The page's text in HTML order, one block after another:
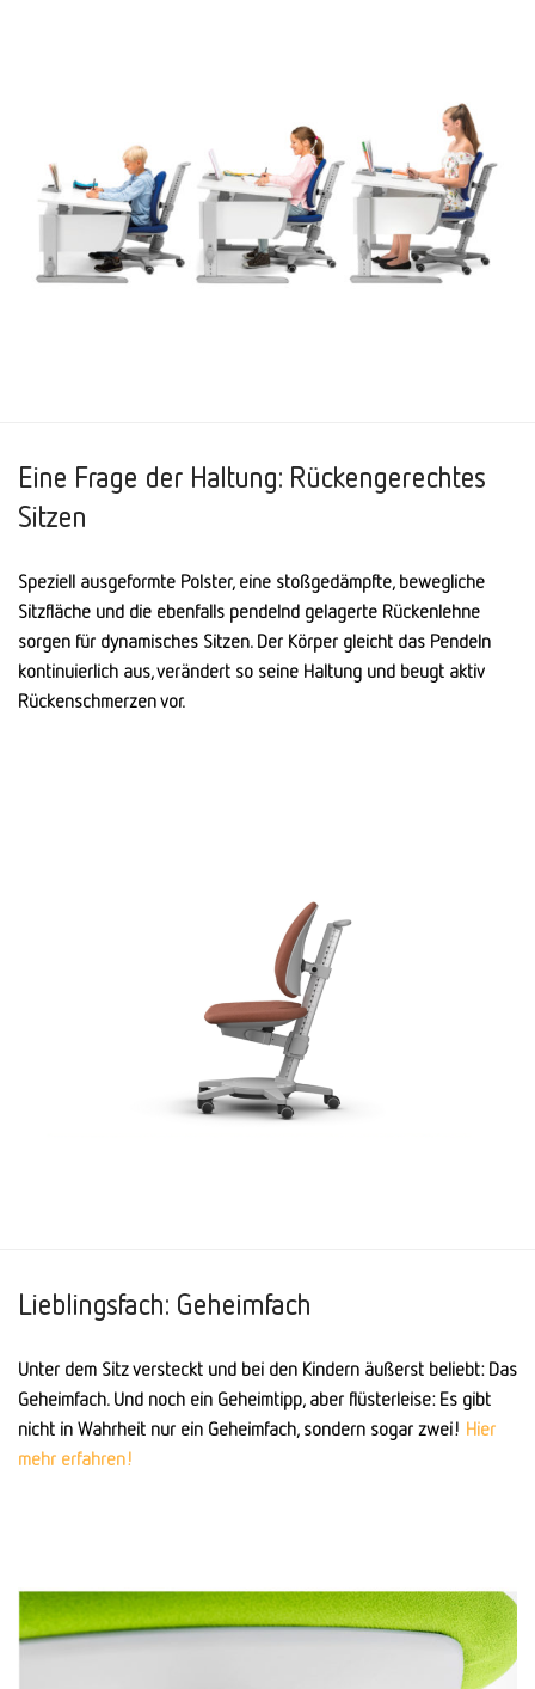
Eine Frage der Haltung: Rückengerechtes
Sitzen
Speziell ausgeformte Polster, eine stoßgedämpfte, bewegliche
Sitzfläche und die ebenfalls pendelnd gelagerte Rückenlehne
sorgen für dynamisches Sitzen. Der Körper gleicht das Pendeln
kontinuierlich aus, verändert so seine Haltung und beugt aktiv
Rückenschmerzen vor.
Lieblingsfach: Geheimfach
Unter dem Sitz versteckt und bei den Kindern äußerst beliebt: Das
Geheimfach. Und noch ein Geheimtipp, aber flüsterleise: Es gibt
nicht in Wahrheit nur ein Geheimfach, sondern sogar zwei! Hier
mehr erfahren!